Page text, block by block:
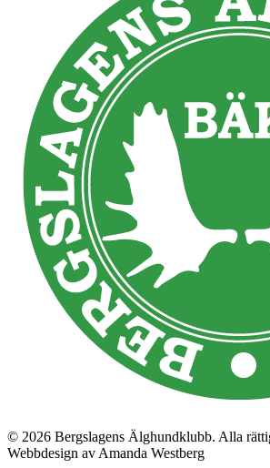
© 2026 Bergslagens Älghundklubb. Alla
Webbdesign av Amanda Westberg